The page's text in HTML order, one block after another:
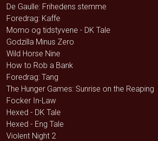
De Gaulle: Frihedens stemme
Foredrag: Kaffe
Momo og tidstyvene - DK Tale
Godzilla Minus Zero
Wild Horse Nine
How to Rob a Bank
Foredrag: Tang
The Hunger Games: Sunrise on the Reaping
Focker In-Law
Hexed - DK Tale
Hexed - Eng Tale
Violent Night 2